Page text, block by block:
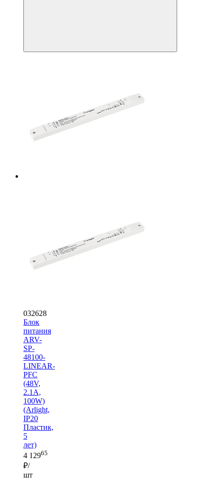
032628
Блок
питания
ARV-
SP-
48100-
LINEAR-
PFC
(48V,
2.1A,
100W)
(Arlight,
IP20
Пластик,
5
лет)
4 12965
₽/
шт